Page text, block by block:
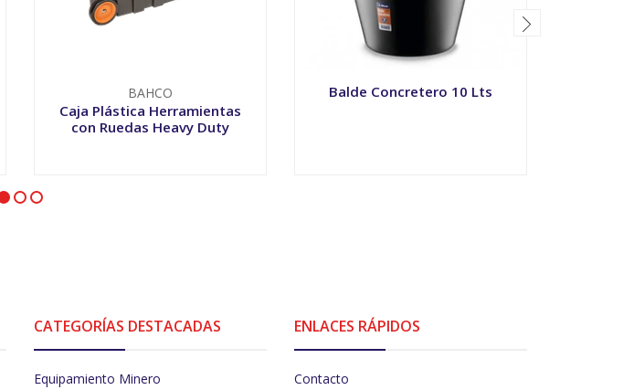
BAHCO
Caja Plástica Herramientas
con Ruedas Heavy Duty
Balde Concretero 10 Lts
CATEGORÍAS DESTACADAS
Equipamiento Minero
ENLACES RÁPIDOS
Contacto